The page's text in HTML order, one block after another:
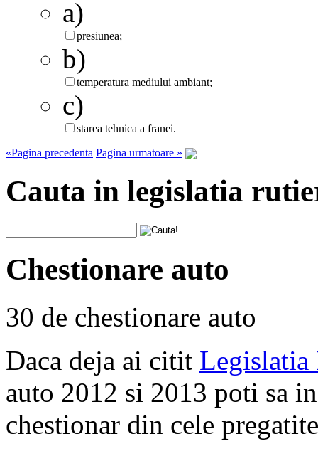
a)
presiunea;
b)
temperatura mediului ambiant;
c)
starea tehnica a franei.
«Pagina precedenta Pagina urmatoare »
Cauta in legislatia
Chestionare auto
30 de chestionare auto
Daca deja ai citit Legislatia
auto 2012 si 2013 poti sa
chestionar din cele